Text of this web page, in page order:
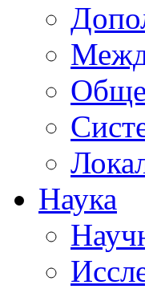
Наука